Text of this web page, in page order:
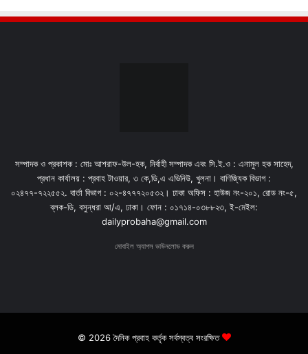
সম্পাদক ও প্রকাশক : মোঃ আশরাফ-উল-হক, নির্বাহী সম্পাদক এবং সি.ই.ও : এনামুল হক সাহেদ,
প্রধান কার্যালয় : প্রবাহ টাওয়ার, ৩ কে,ডি,এ এভিনিউ, খুলনা। বাণিজ্যিক বিভাগ :
০২৪৭৭-৭২২৫৫২. বার্তা বিভাগ : ০২-৪৭৭৭২০৫৩২। ঢাকা অফিস : হাউজ নং-২০১, রোড নং-৫,
ব্লক-ডি, বসুন্ধরা আ/এ, ঢাকা। ফোন : ০১৭১৪-০৩৮৮২৩, ই-মেইল:
dailyprobaha@gmail.com
মোবাইল অ্যাপস ডাউনলোড করুন
© 2026 দৈনিক প্রবাহ কর্তৃক সর্বস্বত্ব সংরক্ষিত